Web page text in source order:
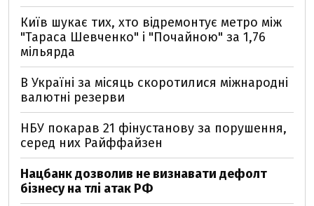
Київ шукає тих, хто відремонтує метро між
"Тараса Шевченко" і "Почайною" за 1,76
мільярда
В Україні за місяць скоротилися міжнародні
валютні резерви
НБУ покарав 21 фінустанову за порушення,
серед них Райффайзен
Нацбанк дозволив не визнавати дефолт
бізнесу на тлі атак РФ